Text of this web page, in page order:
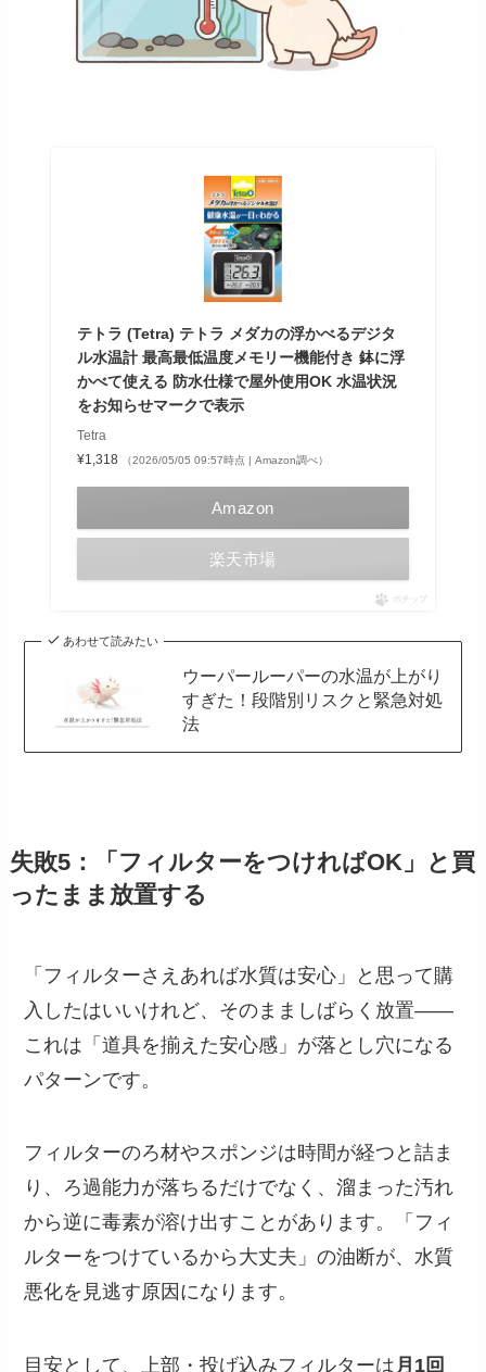
テトラ (Tetra) テトラ メダカの浮かべるデジタ
ル水温計 最高最低温度メモリー機能付き 鉢に浮
かべて使える 防水仕様で屋外使用OK 水温状況
をお知らせマークで表示
Tetra
¥1,318
（2026/05/05 09:57時点 | Amazon調べ）
Amazon
楽天市場
ポチップ
あわせて読みたい
ウーパールーパーの水温が上がり
すぎた！段階別リスクと緊急対処
法
失敗5：「フィルターをつければOK」と買
ったまま放置する
「フィルターさえあれば水質は安心」と思って購
入したはいいけれど、そのまましばらく放置——
これは「道具を揃えた安心感」が落とし穴になる
パターンです。
フィルターのろ材やスポンジは時間が経つと詰ま
り、ろ過能力が落ちるだけでなく、溜まった汚れ
から逆に毒素が溶け出すことがあります。「フィ
ルターをつけているから大丈夫」の油断が、水質
悪化を見逃す原因になります。
目安として、上部・投げ込みフィルターは月1回